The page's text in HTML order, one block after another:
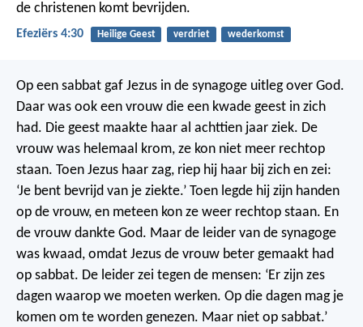
de christenen komt bevrijden.
Efeziërs 4:30 Heilige Geest verdriet wederkomst
Op een sabbat gaf Jezus in de synagoge uitleg over God.
Daar was ook een vrouw die een kwade geest in zich
had. Die geest maakte haar al achttien jaar ziek. De
vrouw was helemaal krom, ze kon niet meer rechtop
staan. Toen Jezus haar zag, riep hij haar bij zich en zei:
‘Je bent bevrijd van je ziekte.’ Toen legde hij zijn handen
op de vrouw, en meteen kon ze weer rechtop staan. En
de vrouw dankte God. Maar de leider van de synagoge
was kwaad, omdat Jezus de vrouw beter gemaakt had
op sabbat. De leider zei tegen de mensen: ‘Er zijn zes
dagen waarop we moeten werken. Op die dagen mag je
komen om te worden genezen. Maar niet op sabbat.’